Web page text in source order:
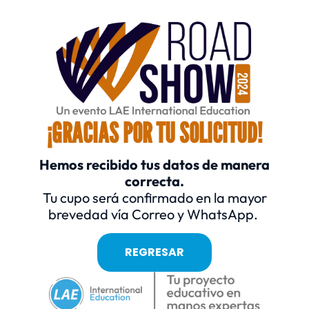
¡GRACIAS POR TU SOLICITUD!
Hemos recibido tus datos de manera
correcta.
Tu cupo será confirmado en la mayor
brevedad vía Correo y WhatsApp.
REGRESAR